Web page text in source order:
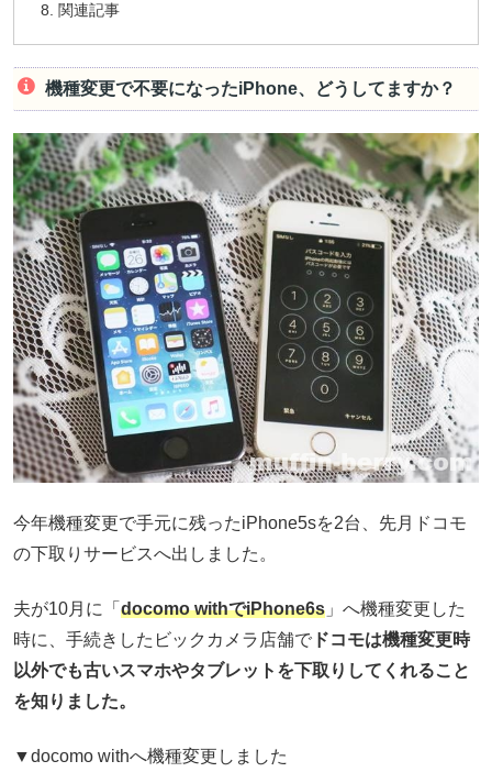
関連記事
機種変更で不要になったiPhone、どうしてますか？
今年機種変更で手元に残ったiPhone5sを2台、先月ドコモ
の下取りサービスへ出しました。
夫が10月に「 docomo withでiPhone6s 」へ機種変更した
時に、手続きしたビックカメラ店舗で ドコモは機種変更時
以外でも古いスマホやタブレットを下取りしてくれること
を知りました。
▼docomo withへ機種変更しました